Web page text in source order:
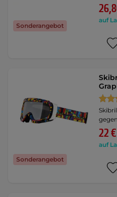
Sonderangebot
auf
Sonderangebot
22 €
auf